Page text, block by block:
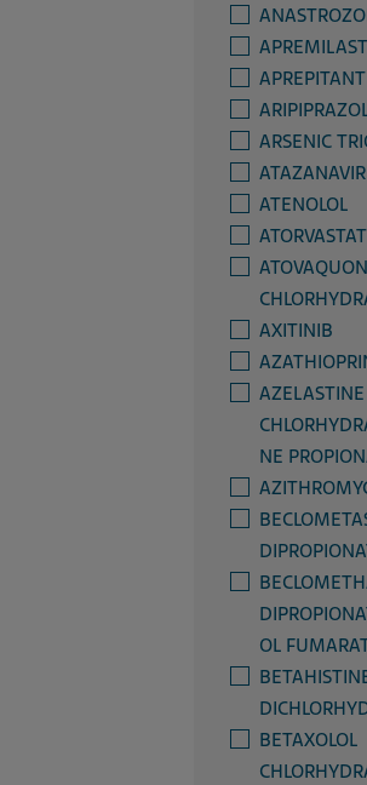
APREMILAST
APREPITANT
ARSENIC
ATAZANAVIR
ATENOLOL
AXITINIB
AZELASTINE
NE
OL
BETAXOLOL